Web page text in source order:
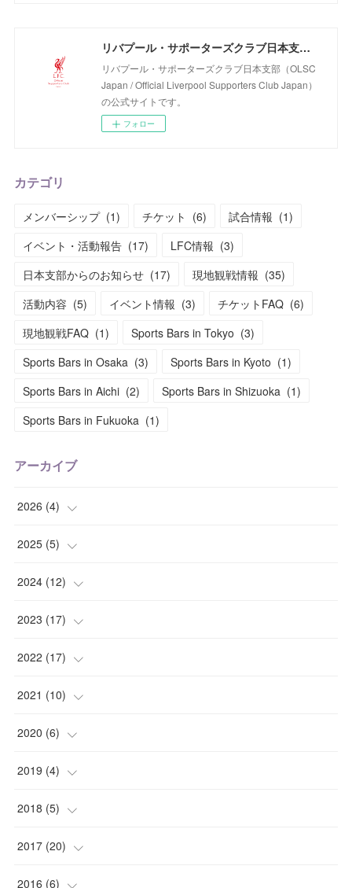
リバプール・サポーターズクラブ日本支部（OLSC Japan / Official Liverpool Supporters Club Japan）
リバプール・サポーターズクラブ日本支部（OLSC
Japan / Official Liverpool Supporters Club Japan）
の公式サイトです。
フォロー
カテゴリ
メンバーシップ (1) チケット (6) 試合情報 (1)
イベント・活動報告 (17) LFC情報 (3)
日本支部からのお知らせ (17) 現地観戦情報 (35)
活動内容 (5) イベント情報 (3) チケットFAQ (6)
現地観戦FAQ (1) Sports Bars in Tokyo (3)
Sports Bars in Osaka (3) Sports Bars in Kyoto (1)
Sports Bars in Aichi (2) Sports Bars in Shizuoka (1)
Sports Bars in Fukuoka (1)
アーカイブ
2026 (4)
(2
(2)
2025 (5)
(1)
(1)
(1)
( 1)
(1
2024 (12)
(2)
(1)
(3)
(2
(2
2023 (17)
(4)
(1)
(1
(3
(4
2022 (17)
(2)
(3
(1
(9
( 1)
2021 (10)
(1
(2
(1
(4)
(1
2020 (6)
(5
(1
2019 (4)
(1
(2)
(1
2018 (5)
(1)
(1
2017 (20)
(1
2016 (6)